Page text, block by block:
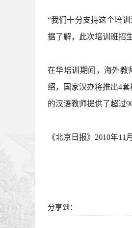
“我们十分支持这个培
据了解，此次培训班招
在华培训期间，海外教
绍，国家汉办将推出4
的汉语教师提供了超过
《北京日报》2010年11
分享到：